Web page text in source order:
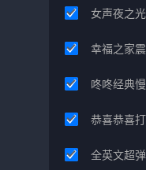
女声夜之
幸福之家
咚咚经典
恭喜恭喜
全英文超